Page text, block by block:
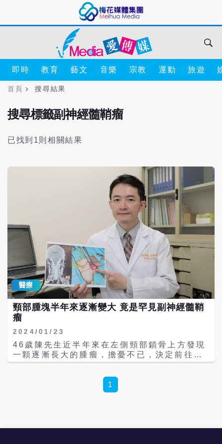
即時 教育 藝文 音樂 宗教 運動 旅遊
首頁 搜尋結果
搜尋標籤副神經髓鞘瘤
已找到1則相關結果
醫療
頸部腫塊半年來逐漸變大 竟是罕見副神經髓鞘
瘤
2024/01/23
46歲陳先生近半年來在左側頸部鎖骨上方發現
一顆逐漸長大的腫瘤，擔憂不已，決定前往台
中仁愛醫院耳鼻喉科求診。負責檢查的張耕閤
一顆2.5公分的腫瘤，電腦斷層也確認除了這
顆腫瘤外，無其他異常發現。 為了確定腫瘤的
1